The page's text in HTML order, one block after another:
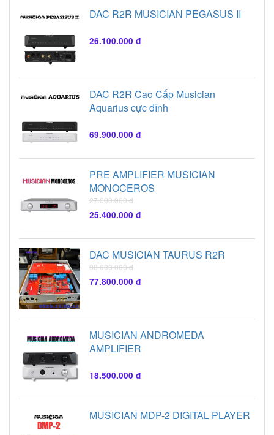
DAC R2R MUSICIAN PEGASUS II
26.100.000 đ
DAC R2R Cao Cấp Musician
Aquarius cực đỉnh
69.900.000 đ
PRE AMPLIFIER MUSICIAN
MONOCEROS
27.000.000 đ
25.400.000 đ
DAC MUSICIAN TAURUS R2R
98.000.000 đ
77.800.000 đ
MUSICIAN ANDROMEDA
AMPLIFIER
18.500.000 đ
MUSICIAN MDP-2 DIGITAL PLAYER